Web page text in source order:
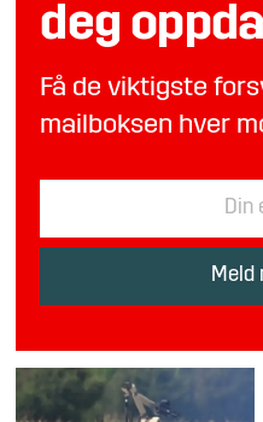
deg
Få de viktigste
mailboksen hver